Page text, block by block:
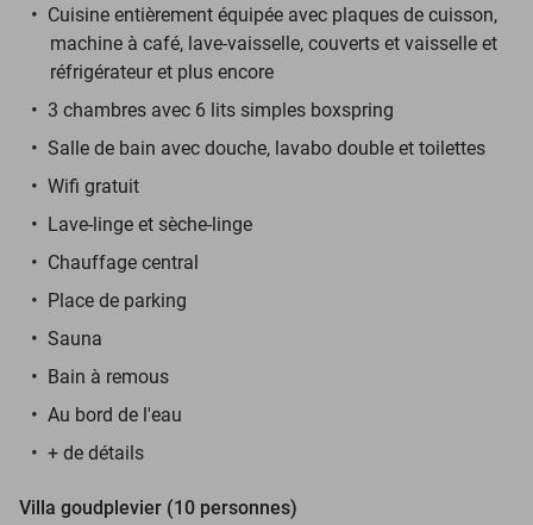
Cuisine entièrement équipée avec plaques de cuisson,
machine à café, lave-vaisselle, couverts et vaisselle et
réfrigérateur et plus encore
3 chambres avec 6 lits simples boxspring
Salle de bain avec douche, lavabo double et toilettes
Wifi gratuit
Lave-linge et sèche-linge
Chauffage central
Place de parking
Sauna
Bain à remous
Au bord de l'eau
+ de détails
Villa goudplevier (10 personnes)